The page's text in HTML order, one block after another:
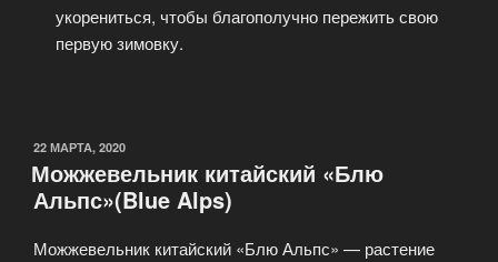
укорениться, чтобы благополучно пережить свою
первую зимовку.
22 МАРТА, 2020
Можжевельник китайский «Блю
Альпс»(Blue Alps)
Можжевельник китайский «Блю Альпс» — растение